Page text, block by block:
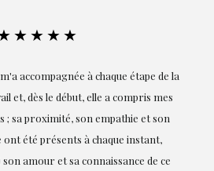
accompagnée à chaque étape de la
et, dès le début, elle a compris mes
; sa proximité, son empathie et son
été présents à chaque instant,
amour et sa connaissance de ce